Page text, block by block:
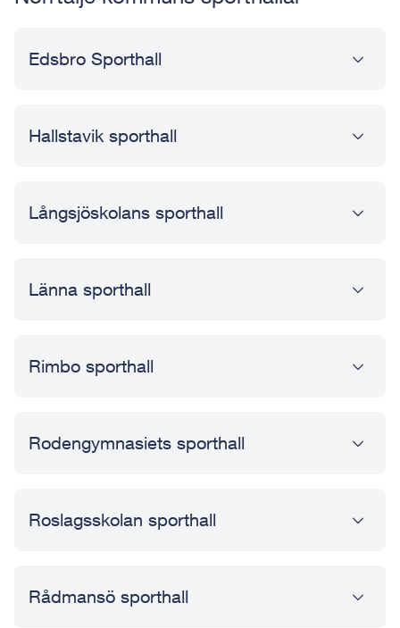
Edsbro Sporthall
Hallstavik sporthall
Långsjöskolans sporthall
Länna sporthall
Rimbo sporthall
Rodengymnasiets sporthall
Roslagsskolan sporthall
Rådmansö sporthall